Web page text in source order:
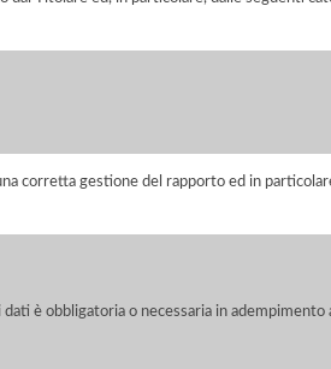
corretta gestione del rapporto ed in
è obbligatoria o necessaria in adempimento